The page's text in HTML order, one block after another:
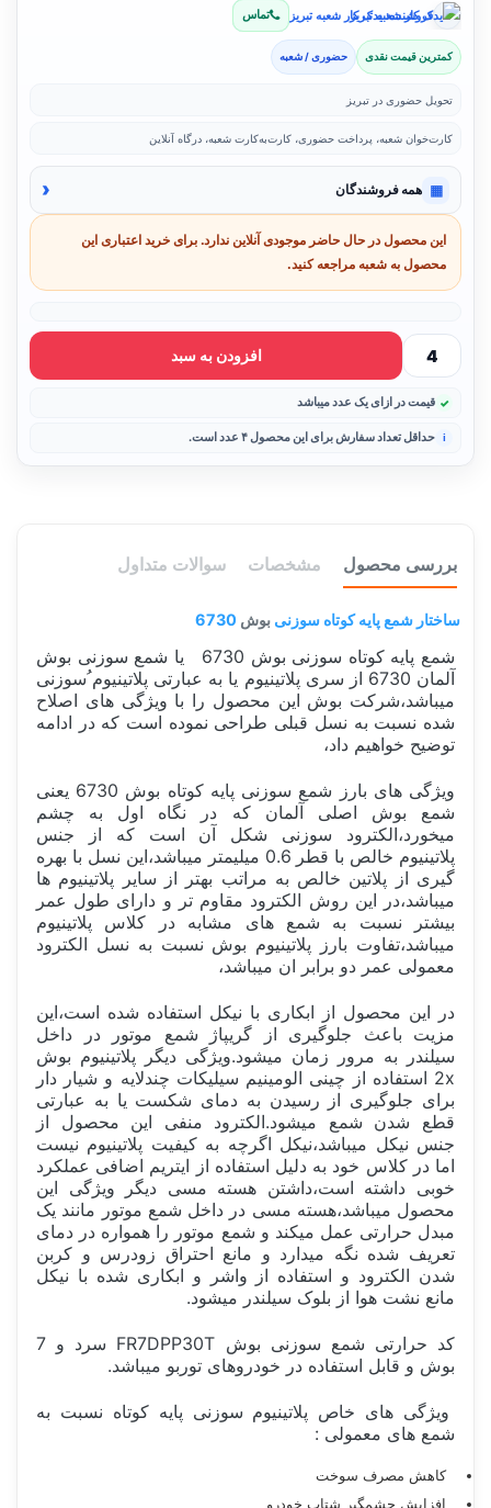
فروشنده: یدک کار شعبه تبریز تماس
کمترین قیمت نقدی حضوری / شعبه
تحویل حضوری در تبریز
کارت‌خوان شعبه، پرداخت حضوری، کارت‌به‌کارت شعبه، درگاه آنلاین
▦ همه فروشندگان ‹
این محصول در حال حاضر موجودی آنلاین ندارد. برای خرید اعتباری این
محصول به شعبه مراجعه کنید.
افزودن به سبد
قیمت در ازای یک عدد میباشد
حداقل تعداد سفارش برای این محصول ۴ عدد است.
بررسی محصول مشخصات سوالات متداول
ساختار شمع پایه کوتاه سوزنی بوش 6730
شمع پایه کوتاه سوزنی بوش 6730 یا شمع سوزنی بوش
آلمان 6730 از سری پلاتینیوم یا به عبارتی پلاتینیوم ُسوزنی
میباشد،شرکت بوش این محصول را با ویژگی های اصلاح
شده نسبت به نسل قبلی طراحی نموده است که در ادامه
توضیح خواهیم داد،
ویژگی های بارز شمع سوزنی پایه کوتاه بوش 6730 یعنی
شمع بوش اصلی آلمان که در نگاه اول به چشم
میخورد،الکترود سوزنی شکل آن است که از جنس
پلاتینیوم خالص با قطر 0.6 میلیمتر میباشد،این نسل با بهره
گیری از پلاتین خالص به مراتب بهتر از سایر پلاتینیوم ها
میباشد،در این روش الکترود مقاوم تر و دارای طول عمر
بیشتر نسبت به شمع های مشابه در کلاس پلاتینیوم
میباشد،تفاوت بارز پلاتینیوم بوش نسبت به نسل الکترود
معمولی عمر دو برابر ان میباشد،
در این محصول از ابکاری با نیکل استفاده شده است،این
مزیت باعث جلوگیری از گریپاژ شمع موتور در داخل
سیلندر به مرور زمان میشود.ویژگی دیگر پلاتینیوم بوش
2x استفاده از چینی الومینیم سیلیکات چندلایه و شیار دار
برای جلوگیری از رسیدن به دمای شکست یا به عبارتی
قطع شدن شمع میشود.الکترود منفی این محصول از
جنس نیکل میباشد،نیکل اگرچه به کیفیت پلاتینیوم نیست
اما در کلاس خود به دلیل استفاده از ایتریم اضافی عملکرد
خوبی داشته است،داشتن هسته مسی دیگر ویژگی این
محصول میباشد،هسته مسی در داخل شمع موتور مانند یک
مبدل حرارتی عمل میکند و شمع موتور را همواره در دمای
تعریف شده نگه میدارد و مانع احتراق زودرس و کربن
شدن الکترود و استفاده از واشر و ابکاری شده با نیکل
مانع نشت هوا از بلوک سیلندر میشود.
کد حرارتی شمع سوزنی بوش FR7DPP30T سرد و 7
بوش و قابل استفاده در خودروهای توربو میباشد.
ویژگی های خاص پلاتینیوم سوزنی پایه کوتاه نسبت به
شمع های معمولی :
کاهش مصرف سوخت
افزایش چشمگیر شتاب خودرو